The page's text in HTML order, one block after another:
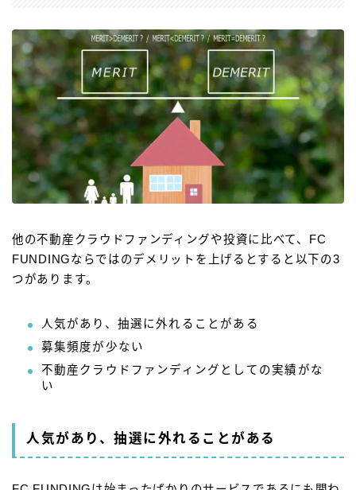
他の不動産クラウドファンディングや投資に比べて、FC
FUNDINGならではのデメリットを上げるとすると以下の3
つがあります。
人気があり、抽選に外れることがある
募集頻度が少ない
不動産クラウドファンディングとしての実績がな
い
人気があり、抽選に外れることがある